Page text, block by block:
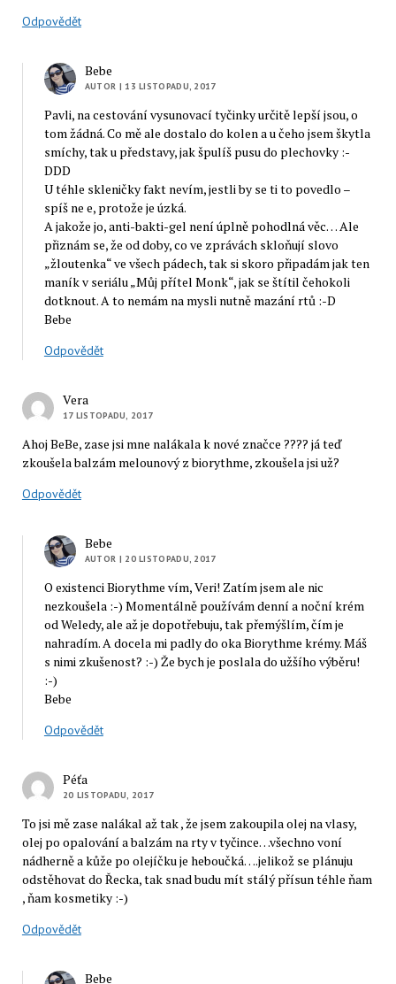
Odpovědět
Bebe
AUTOR | 13 LISTOPADU, 2017
Pavli, na cestování vysunovací tyčinky určitě lepší jsou, o
tom žádná. Co mě ale dostalo do kolen a u čeho jsem škytla
smíchy, tak u představy, jak špulíš pusu do plechovky :-
DDD
U téhle skleničky fakt nevím, jestli by se ti to povedlo –
spíš ne e, protože je úzká.
A jakože jo, anti-bakti-gel není úplně pohodlná věc… Ale
přiznám se, že od doby, co ve zprávách skloňují slovo
„žloutenka“ ve všech pádech, tak si skoro připadám jak ten
maník v seriálu „Můj přítel Monk“, jak se štítil čehokoli
dotknout. A to nemám na mysli nutně mazání rtů :-D
Bebe
Odpovědět
Vera
17 LISTOPADU, 2017
Ahoj BeBe, zase jsi mne nalákala k nové značce ???? já teď
zkoušela balzám melounový z biorythme, zkoušela jsi už?
Odpovědět
Bebe
AUTOR | 20 LISTOPADU, 2017
O existenci Biorythme vím, Veri! Zatím jsem ale nic
nezkoušela :-) Momentálně používám denní a noční krém
od Weledy, ale až je dopotřebuju, tak přemýšlím, čím je
nahradím. A docela mi padly do oka Biorythme krémy. Máš
s nimi zkušenost? :-) Že bych je poslala do užšího výběru!
:-)
Bebe
Odpovědět
Péťa
20 LISTOPADU, 2017
To jsi mě zase nalákal až tak , že jsem zakoupila olej na vlasy,
olej po opalování a balzám na rty v tyčince…všechno voní
nádherně a kůže po olejíčku je heboučká….jelikož se plánuju
odstěhovat do Řecka, tak snad budu mít stálý přísun téhle ňam
, ňam kosmetiky :-)
Odpovědět
Bebe